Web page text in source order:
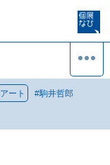
アート #駒井哲郎